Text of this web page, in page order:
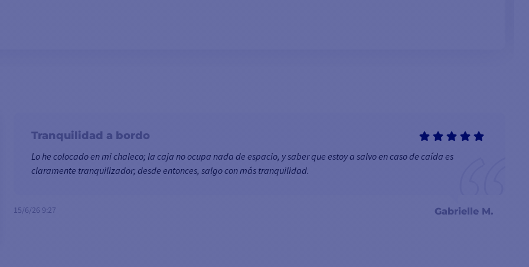
Tranquilidad a bordo
Lo he colocado en mi chaleco; la caja no ocupa nada de espacio, y saber que estoy a salvo en caso de caída es
claramente tranquilizador; desde entonces, salgo con más tranquilidad.
15/6/26 9:27 Gabrielle M.